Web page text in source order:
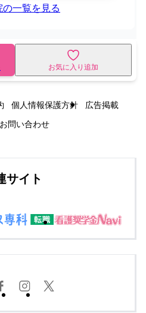
一覧を見る
お気に入り追加
個人情報保護方針
広告掲載
お問い合わせ
サイト